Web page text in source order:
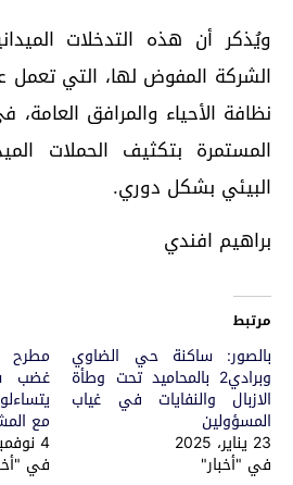
ويُذكر أن هذه التدخلات
الشركة المفوض لها، التي تعمل
نظافة الأحياء والمرافق
المستمرة بتكثيف الحملات
البيئي بشكل دوري.
براهيم افندي
مرتبط
بالصور: ساكنة حي الضاوي
وبرادي2 بالمحاميد تحت وطأة
الازبال والنفايات في غياب
المسؤولين
23 يناير، 2025
في "أخبار"
مطرح
غضب
مع
4 نوفمبر، 2025
في